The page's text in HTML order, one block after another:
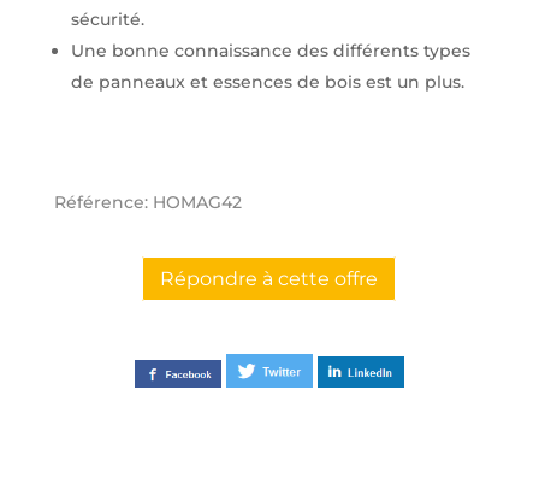
sécurité.
Une bonne connaissance des différents types
de panneaux et essences de bois est un plus.
Référence: HOMAG42
Répondre à cette offre